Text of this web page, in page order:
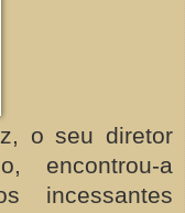
o seu diretor
encontrou-a
incessantes